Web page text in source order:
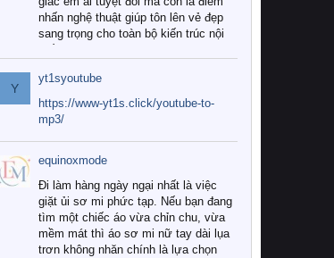
nhấn nghệ thuật giúp tôn lên vẻ đẹp
sang trọng cho toàn bộ kiến trúc nội
Tuy nhiên, giữa thị trường đa dạng
với vô vàn thương hiệu và mẫu mã
như hiện nay, làm thế nào để chọn
được những bộ chăn ga gối đệm cao
cấp thực sự chất lượng, phù hợp với
khí hậu và nhu cầu sử dụng của gia
đình? Hãy cùng chúng tôi đi tìm lời
giải đáp chi tiết qua bài viết dưới đây.
1. Tại sao các gia đình hiện đại lại ưa
chuộng chăn ga gối đệm cao cấp?
Y
yt1syoutube
https://www-yt1s.click/youtube-to-
mp3/
equinoxmode
Đi làm hàng ngày ngại nhất là việc
giặt ủi sơ mi phức tạp. Nếu bạn đang
tìm một chiếc áo vừa chỉn chu, vừa
mềm mát thì áo sơ mi nữ tay dài lụa
trơn không nhăn chính là lựa chọn